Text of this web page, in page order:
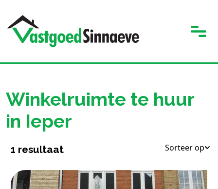
Winkelruimte te huur
in Ieper
1 resultaat Sorteer op